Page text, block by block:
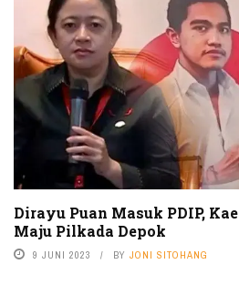
Dirayu Puan Masuk PDIP,
Maju Pilkada Depok
9 JUNI 2023 BY JONI SITOHANG